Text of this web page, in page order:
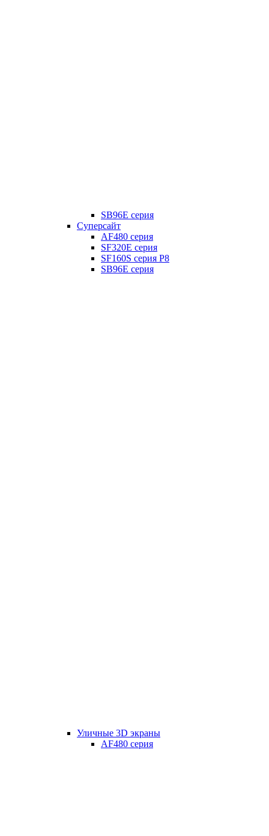
SB96E серия
Суперсайт
AF480 серия
SF320E серия
SF160S серия P8
SB96E серия
Уличные 3D экраны
AF480 серия